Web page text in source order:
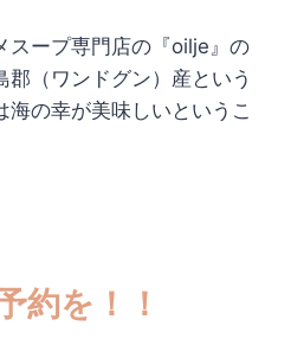
スープ専門店の『oilje』の
郡（ワンドグン）産という
海の幸が美味しいというこ
約を！！